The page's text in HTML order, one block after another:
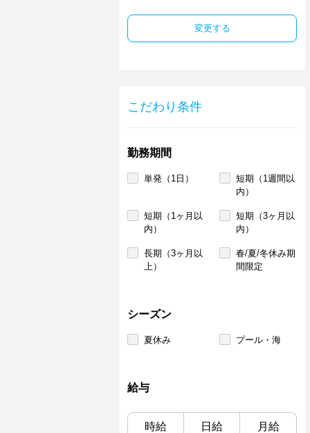
変更する
こだわり条件
勤務期間
単発（1日）
短期（1週間以
内）
短期（1ヶ月以
内）
短期（3ヶ月以
内）
長期（3ヶ月以
上）
春/夏/冬休み期
間限定
シーズン
夏休み プール・海
給与
時給 日給 月給